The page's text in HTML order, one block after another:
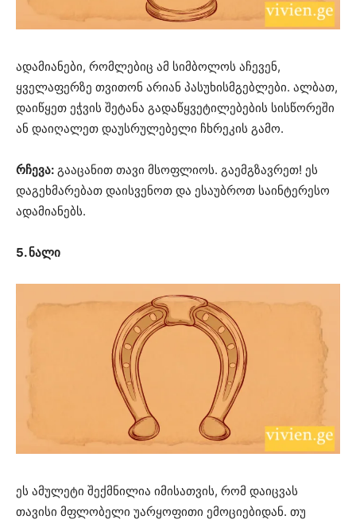
ადამიანები, რომლებიც ამ სიმბოლოს აჩევენ,
ყველაფერზე თვითონ არიან პასუხისმგებლები. ალბათ,
დაიწყეთ ეჭვის შეტანა გადაწყვეტილებების სისწორეში
ან დაიღალეთ დაუსრულებელი ჩხრეკის გამო.
რჩევა: გააცანით თავი მსოფლიოს. გაემგზავრეთ! ეს
დაგეხმარებათ დაისვენოთ და ესაუბროთ საინტერესო
ადამიანებს.
5. ნალი
ეს ამულეტი შექმნილია იმისათვის, რომ დაიცვას
თავისი მფლობელი უარყოფითი ემოციებიდან. თუ